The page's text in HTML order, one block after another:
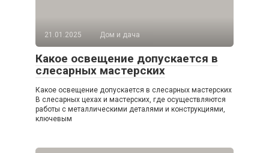
21.01.2025 Дом и дача
Какое освещение допускается в
слесарных мастерских
Какое освещение допускается в слесарных мастерских
В слесарных цехах и мастерских, где осуществляются
работы с металлическими деталями и конструкциями,
ключевым